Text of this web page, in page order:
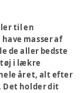
til en
masser af
de aller bedste
i lækre
året, alt efter
Det holder dit